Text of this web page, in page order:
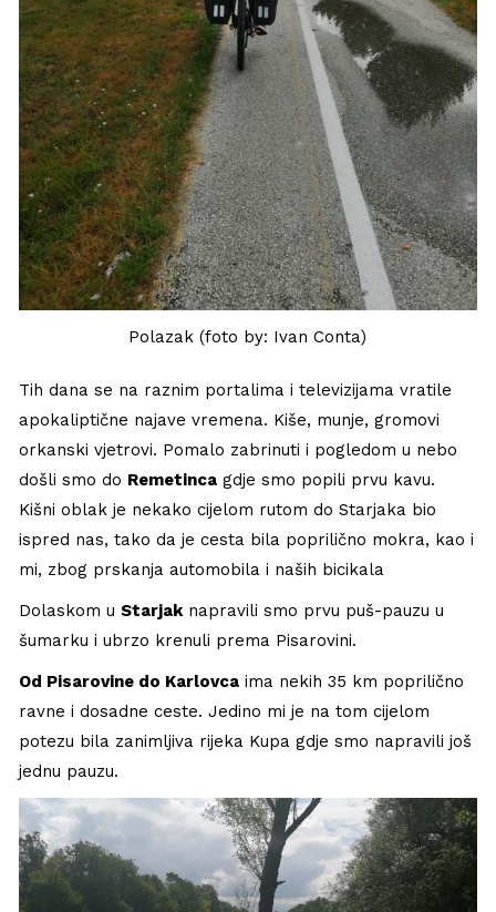
Polazak (foto by: Ivan Conta)
Tih dana se na raznim portalima i televizijama vratile
apokaliptične najave vremena. Kiše, munje, gromovi
orkanski vjetrovi. Pomalo zabrinuti i pogledom u nebo
došli smo do Remetinca gdje smo popili prvu kavu.
Kišni oblak je nekako cijelom rutom do Starjaka bio
ispred nas, tako da je cesta bila poprilično mokra, kao i
mi, zbog prskanja automobila i naših bicikala
Dolaskom uStarjaknapravili smo prvu puš-pauzu u
šumarku i ubrzo krenuli prema Pisarovini.
Od Pisarovine do Karlovca ima nekih 35 km poprilično
ravne i dosadne ceste. Jedino mi je na tom cijelom
potezu bila zanimljiva rijeka Kupa gdje smo napravili još
jednu pauzu.